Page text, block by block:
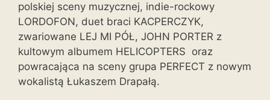
polskiej sceny muzycznej, indie-rockowy
LORDOFON, duet braci KACPERCZYK,
zwariowane LEJ MI PÓŁ, JOHN PORTER z
kultowym albumem HELICOPTERS oraz
powracająca na sceny grupa PERFECT z nowym
wokalistą Łukaszem Drapałą.